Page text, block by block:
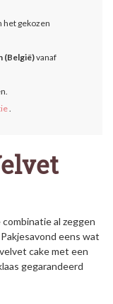
het gekozen
(België)vanaf
.
al zeggen
eens wat
cake met een
gegarandeerd